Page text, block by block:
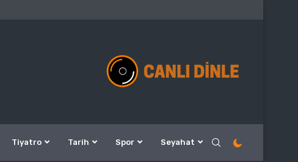
Tiyatro Tarih Spor Seyahat